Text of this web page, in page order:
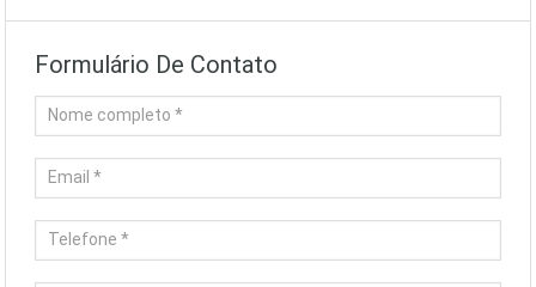
Formulário De Contato